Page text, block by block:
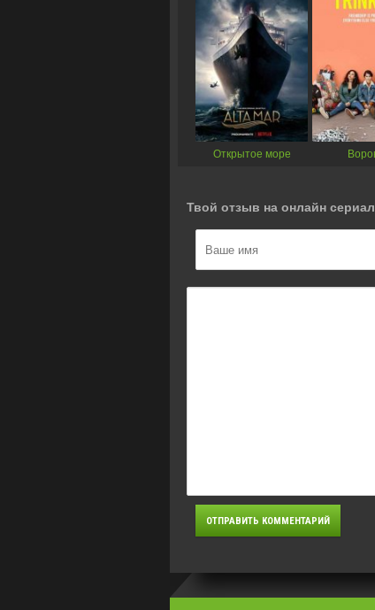
Открытое море
Твой отзыв на онлайн сериал